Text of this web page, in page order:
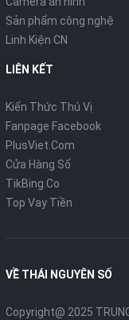
Sản Phẩm Công Nghệ
Sim Số Đẹp - Thanh lý
Chứng Chỉ - Bằng
Camera an ninh
Linh Kiện CN
LIÊN KẾT
Kiến Thức Thú Vị
Fanpage Facebook
PlusViet.Com
Top Vay Tiền